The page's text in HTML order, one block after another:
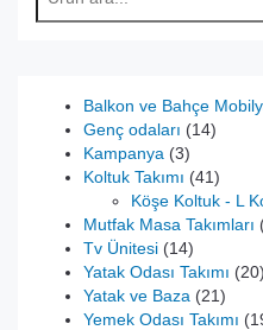
Balkon ve Bahçe
Genç odaları 1414
Kampanya 33
ürün
Koltuk Takımı 4141
ürün
Köşe Koltuk - L
Mutfak Masa Takımları
Tv Ünitesi 1414
ürün
Yatak Odası Takımı 20
Yatak ve Baza 2121
ürün
Yemek Odası Takımı